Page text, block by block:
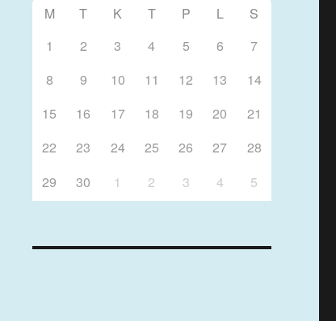
M T K T P L
S
1
2 3 4 5 6
7
8
9 10 11 12 13
14
15
16 17 18 19 20
21
22
23 24 25 26 27
28
29
30 1 2 3 4 5